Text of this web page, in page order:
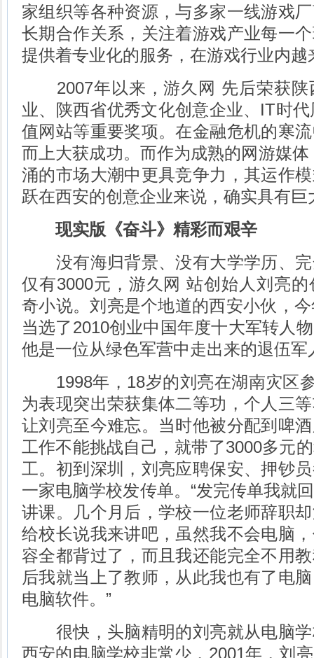
家组织等各种资源，与多家一线游戏
长期合作关系，关注着游戏产业每一
提供着专业化的服务，在游戏行业内越
2007年以来，游久网 先后荣获陕
业、陕西省优秀文化创意企业、IT时
值网站等重要奖项。在金融危机的寒
而上大获成功。而作为成熟的网游媒
涌的市场大潮中更具竞争力，其运作
跃在西安的创意企业来说，确实具有巨
现实版《奋斗》精彩而艰辛
没有海归背景、没有大学学历、完
仅有3000元，游久网 站创始人刘亮
奇小说。刘亮是个地道的西安小伙，
当选了2010创业中国年度十大军转人
他是一位从绿色军营中走出来的退伍军
1998年，18岁的刘亮在湖南灾区参
为表现突出荣获集体二等功，个人三
让刘亮至今难忘。当时他被分配到啤
工作不能挑战自己，就带了3000多元
工。初到深圳，刘亮应聘保安、押钞
一家电脑学校发传单。“发完传单我就
讲课。几个月后，学校一位老师辞职
给校长说我来讲吧，虽然我不会电脑
容全都背过了，而且我还能完全不用
后我就当上了教师，从此我也有了电
电脑软件。”
很快，头脑精明的刘亮就从电脑学
西安的电脑学校非常少，2001年，刘